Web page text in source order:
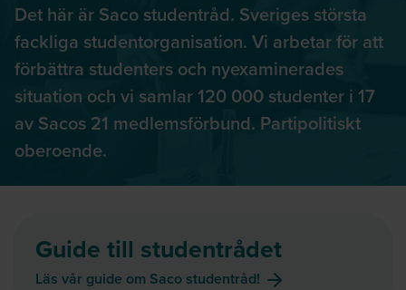
Det här är Saco studentråd. Sveriges största
fackliga studentorganisation. Vi arbetar för att
förbättra studenters och nyexaminerades
situation och vi samlar 120 000 studenter i 17
av Sacos 21 medlemsförbund. Partipolitiskt
oberoende.
Guide till studentrådet
Läs vår guide om Saco studentråd!